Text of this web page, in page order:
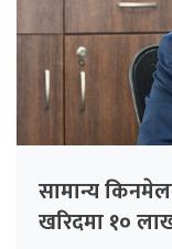
सामान्य
खरिदमा १०